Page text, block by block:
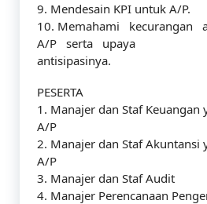
9. Mendesain KPI untuk A/P.
10. Memahami kecurangan
A/P serta upaya
antisipasinya.
PESERTA
1. Manajer dan Staf Keuangan
A/P
2. Manajer dan Staf Akuntansi
A/P
3. Manajer dan Staf Audit
4. Manajer Perencanaan